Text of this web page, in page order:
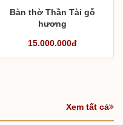
Bàn thờ Thần Tài gỗ
hương
15.000.000đ
Xem tất cả